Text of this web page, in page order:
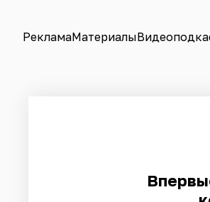
РекламаМатериалы